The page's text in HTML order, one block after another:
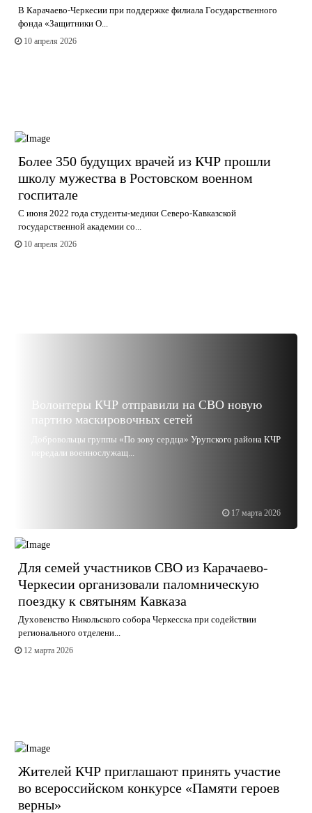
В Карачаево-Черкесии при поддержке филиала Государственного
фонда «Защитники О...
10 апреля 2026
Более 350 будущих врачей из КЧР прошли
школу мужества в Ростовском военном
госпитале
С июня 2022 года студенты-медики Северо-Кавказской
государственной академии со...
10 апреля 2026
17 марта 2026
Волонтеры КЧР отправили на СВО новую
партию маскировочных сетей
Добровольцы группы «По зову сердца» Урупского района КЧР
передали военнослужащ...
Для семей участников СВО из Карачаево-
Черкесии организовали паломническую
поездку к святыням Кавказа
Духовенство Никольского собора Черкесска при содействии
регионального отделени...
12 марта 2026
Жителей КЧР приглашают принять участие
во всероссийском конкурсе «Памяти героев
верны»